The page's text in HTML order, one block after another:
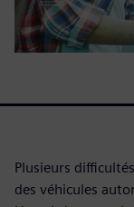
Plusieurs
des véhicules